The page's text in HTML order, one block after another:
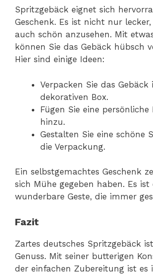
Spritzgebäck eignet sich
Geschenk. Es ist nicht nur
auch schön anzusehen. Mit
können Sie das Gebäck hübsch
Hier sind einige Ideen:
Verpacken Sie das Gebäck
dekorativen Box.
Fügen Sie eine
hinzu.
Gestalten Sie eine schöne
die Verpackung.
Ein selbstgemachtes Geschenk
sich Mühe gegeben haben. Es ist
wunderbare Geste, die immer
Fazit
Zartes deutsches Spritzgebäck
Genuss. Mit seiner butterigen
der einfachen Zubereitung ist es